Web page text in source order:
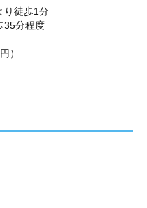
り徒歩1分
35分程度
）